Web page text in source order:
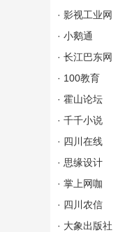
· 影视工业网
· 小鹅通
· 长江巴东网
· 100教育
· 霍山论坛
· 千千小说
· 四川在线
· 思缘设计
· 掌上网咖
· 四川农信
· 大象出版社